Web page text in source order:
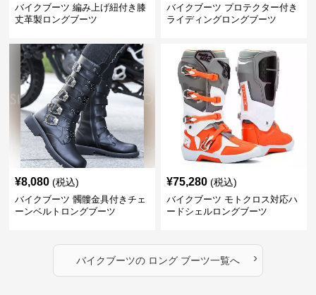
バイクブーツ 編み上げ紐付き膝
丈革製ロングブーツ
バイクブーツ プロテクター付き
ライディングロングブーツ
¥8,080 (税込)
バイクブーツ 髑髏金具付きチェ
ーンベルトロングブーツ
¥75,280 (税込)
バイクブーツ モトクロス対応ハ
ードシェルロングブーツ
バイクブーツのロング ブーツ一覧へ ›